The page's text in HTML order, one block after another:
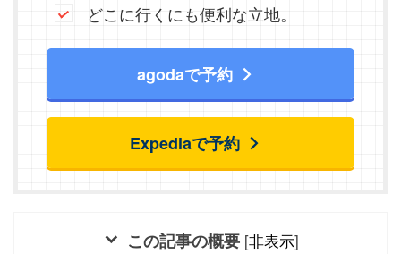
どこに行くにも便利な立地。
agodaで予約
Expediaで予約
この記事の概要 [非表示]